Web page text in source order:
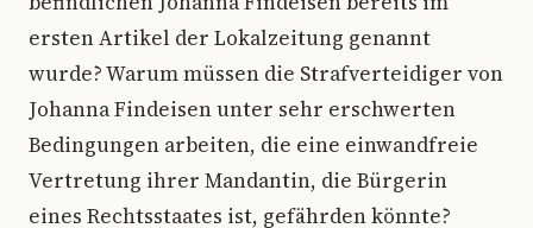
ersten Artikel der Lokalzeitung genannt
wurde? Warum müssen die Strafverteidiger von
Johanna Findeisen unter sehr erschwerten
Bedingungen arbeiten, die eine einwandfreie
Vertretung ihrer Mandantin, die Bürgerin
eines Rechtsstaates ist, gefährden könnte?